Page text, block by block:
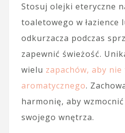
Stosuj olejki eteryczne
toaletowego w
odkurzacza podczas
zapewnić świeżość.
wielu zapachów, aby
aromatycznego.
harmonię, aby
swojego wnętrza.